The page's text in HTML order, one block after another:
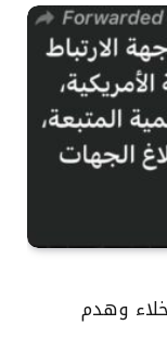
وهدم